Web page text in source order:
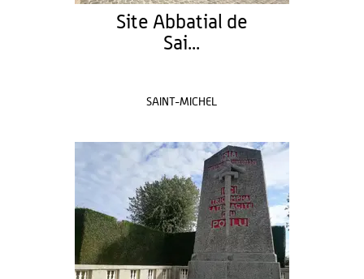
Site Abbatial de
Sai...
SAINT-MICHEL